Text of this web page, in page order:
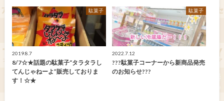
駄菓子
2019.8.7
8/7☆★話題の駄菓子“タラタラし
てんじゃねーよ”販売しておりま
す！☆★
駄菓子
2022.7.12
???駄菓子コーナーから新商品発売
のお知らせ???